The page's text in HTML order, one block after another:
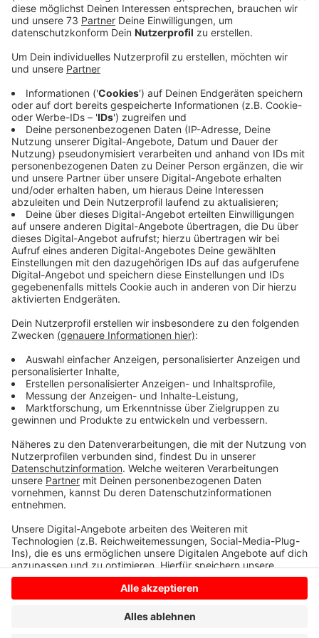
auswärts beim Spitzenreiter Sportfreunde Lotte ran
muss.
Anzeige
Neuer Trainer will mehr sportliche Konstanz
Anzeige
Und damit keine Extra-Belastung durch ein Heimspiel
am Hünting entsteht. Es ist das erste Pflichtspiel
unter dem neuen Trainer Sunay Acar. Und der möchte
mit einem Auftaktsieg mehr sportliche Konstanz bei
den Schwatten erreichen, hat er im Vorfeld auf der
Pressekonferenz erklärt. Keine leichte Aufgabe: Lotte
hat einen beachtlichen Lauf, ist
wettbewerbsübergreifend seit sechs Spielen
überzeugt, wie in der vorherigen Saison. Wie das Spiel
ausgeht, erfahrt ihr am Samstag live bei bei RADIO
WMW ab 14.00 Uhr.
Anzeige